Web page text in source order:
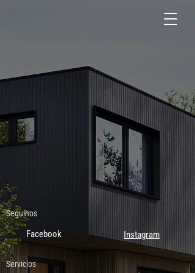
Seguinos
Facebook Instagram
Servicios